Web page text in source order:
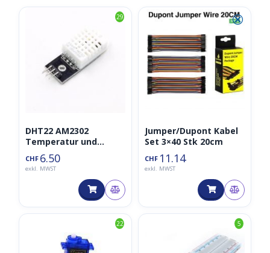
29
DHT22 AM2302
Temperatur und
Luftfeuchtigkeit
Sensor
CHF 6.50
exkl. MWST
⮿
Jumper/Dupont Kabel
Set 3×40 Stk 20cm
CHF 11.14
exkl. MWST
22 5